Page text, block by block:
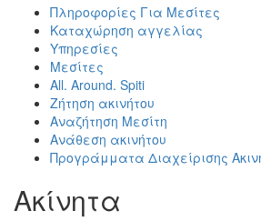
Πληροφορίες Για Μεσίτες
Καταχώρηση αγγελίας
Υπηρεσίες
Μεσίτες
All. Around. Spiti
Ζήτηση ακινήτου
Αναζήτηση Μεσίτη
Ανάθεση ακινήτου
Προγράμματα Διαχείρισης
Ακίνητα